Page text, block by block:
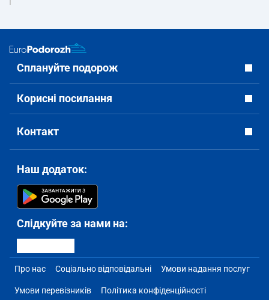
Сплануйте подорож
Корисні посилання
Контакт
Наш додаток:
Слідкуйте за нами на:
Про нас Соціально відповідальні Умови надання послуг
Умови перевізників Політика конфіденційності